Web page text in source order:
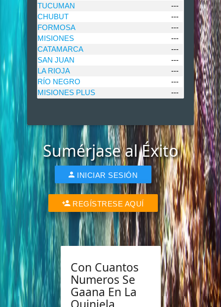
TUCUMAN
---
CHUBUT
---
FORMOSA
---
MISIONES
---
CATAMARCA
---
SAN JUAN
---
LA RIOJA
---
RÍO NEGRO
---
MISIONES PLUS
---
Sumérjase al Éxito
INICIAR SESIÓN
REGÍSTRESE AQUÍ
Con Cuantos
Numeros Se
Gaana En La